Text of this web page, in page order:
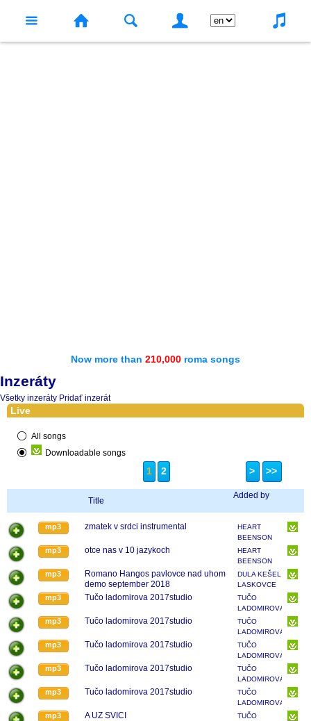
Now more than 210,000 roma songs
Inzeráty
Všetky inzeráty Pridať inzerát
Live
All songs
Downloadable songs
1 2 > >>
Title
Added by
mp3 zmatek v srdci instrumental
HEART
BEENSON
...BAND
mp3 otce nas v 10 jazykoch
HEART
BEENSON
...BAND
mp3
Romano Hangos pavlovce nad uhom
demo september 2018
DULA KEŠEL
LASKOVCE
mp3 Tučo ladomirova 2017studio
TUČO
LADOMIROVÁ
mp3 Tučo ladomirova 2017studio
TUČO
LADOMIROVÁ
mp3 Tučo ladomirova 2017studio
TUČO
LADOMIROVÁ
mp3 Tučo ladomirova 2017studio
TUČO
LADOMIROVÁ
mp3 Tučo ladomirova 2017studio
TUČO
LADOMIROVÁ
mp3 A UZ SVICI
TUČO